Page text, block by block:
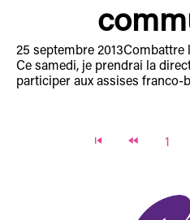
25 septembre 2013Combattre
Ce samedi, je prendrai la
participer aux assises franco-
1